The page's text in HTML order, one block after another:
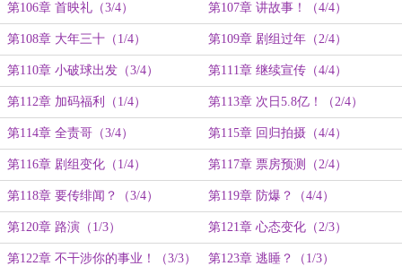
第106章 首映礼（3/4） 第107章 讲故事！（4/4）
第108章 大年三十（1/4） 第109章 剧组过年（2/4）
第110章 小破球出发（3/4） 第111章 继续宣传（4/4）
第112章 加码福利（1/4） 第113章 次日5.8亿！（2/4）
第114章 全责哥（3/4） 第115章 回归拍摄（4/4）
第116章 剧组变化（1/4） 第117章 票房预测（2/4）
第118章 要传绯闻？（3/4） 第119章 防爆？（4/4）
第120章 路演（1/3） 第121章 心态变化（2/3）
第122章 不干涉你的事业！（3/3） 第123章 逃睡？（1/3）